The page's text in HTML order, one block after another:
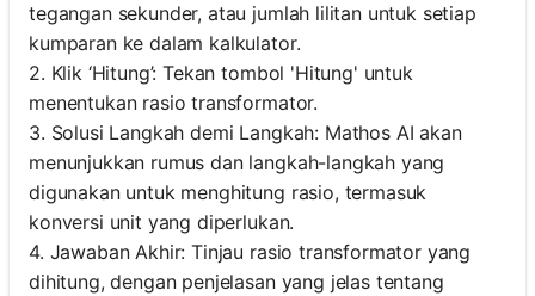
tegangan sekunder, atau jumlah lilitan untuk setiap
kumparan ke dalam kalkulator.
2. Klik ‘Hitung’: Tekan tombol 'Hitung' untuk
menentukan rasio transformator.
3. Solusi Langkah demi Langkah: Mathos AI akan
menunjukkan rumus dan langkah-langkah yang
digunakan untuk menghitung rasio, termasuk
konversi unit yang diperlukan.
4. Jawaban Akhir: Tinjau rasio transformator yang
dihitung, dengan penjelasan yang jelas tentang